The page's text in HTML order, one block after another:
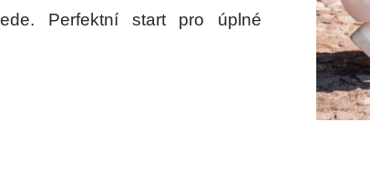
Perfektní start pro úplné